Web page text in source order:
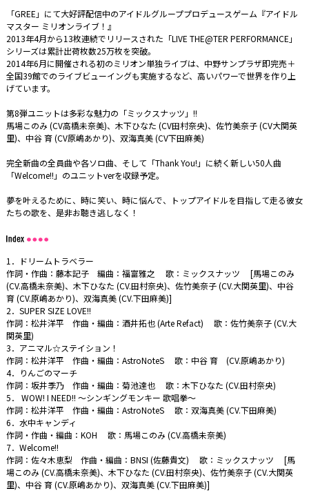
「GREE」にて大好評配信中のアイドルグループプロデュースゲーム『アイドル
マスター ミリオンライブ！』
2013年4月から13枚連続でリリースされた「LIVE THE@TER PERFORMANCE」
シリーズは累計出荷枚数25万枚を突破。
2014年6月に開催される初のミリオン単独ライブは、中野サンプラザ即完売＋
全国39館でのライブビューイングも実施するなど、高いパワーで世界を作り上
げています。
第8弾ユニットは多彩な魅力の「ミックスナッツ」!!
馬場このみ (CV高橋未奈美)、木下ひなた (CV田村奈央)、佐竹美奈子 (CV大関英
里)、中谷 育 (CV原嶋あかり)、双海真美 (CV下田麻美)
完全新曲の全員曲や各ソロ曲、そして「Thank You!」に続く新しい50人曲
「Welcome!!」のユニットverを収録予定。
夢を叶えるために、時に笑い、時に悩んで、トップアイドルを目指して走る彼女
たちの歌を、是非お聴き逃しなく！
1．ドリームトラベラー
作詞・作曲：藤本記子 編曲：福富雅之 歌：ミックスナッツ [馬場このみ
(CV.高橋未奈美)、木下ひなた (CV.田村奈央)、佐竹美奈子 (CV.大関英里)、中谷
育 (CV.原嶋あかり)、双海真美 (CV.下田麻美)]
2．SUPER SIZE LOVE!!
作詞：松井洋平 作曲・編曲：酒井拓也 (Arte Refact) 歌：佐竹美奈子 (CV.大
関英里)
3．アニマル☆ステイション！
作詞：松井洋平 作曲・編曲：AstroNoteS 歌：中谷 育 (CV.原嶋あかり)
4．りんごのマーチ
作詞：坂井季乃 作曲・編曲：菊池達也 歌：木下ひなた (CV.田村奈央)
5． WOW! I NEED!! ～シンギングモンキー 歌唱拳～
作詞：松井洋平 作曲・編曲：AstroNoteS 歌：双海真美 (CV.下田麻美)
6．水中キャンディ
作詞・作曲・編曲：KOH 歌：馬場このみ (CV.高橋未奈美)
7．Welcome!!
作詞：佐々木恵梨 作曲・編曲：BNSI (佐藤貴文) 歌：ミックスナッツ [馬
場このみ (CV.高橋未奈美)、木下ひなた (CV.田村奈央)、佐竹美奈子 (CV.大関英
里)、中谷 育 (CV.原嶋あかり)、双海真美 (CV.下田麻美)]